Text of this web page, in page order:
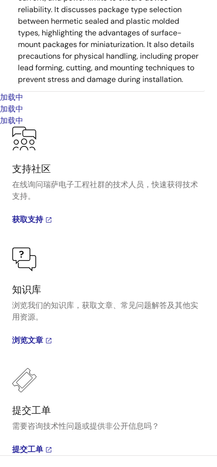
reliability. It discusses package type selection
between hermetic sealed and plastic molded
types, highlighting the advantages of surface-
mount packages for miniaturization. It also details
precautions for physical handling, including proper
lead forming, cutting, and mounting techniques to
prevent stress and damage during installation.
加载中
加载中
加载中
支持社区
在线询问瑞萨电子工程社群的技术人员，快速获得技术
支持。
获取支持
知识库
浏览我们的知识库，获取文章、常见问题解答及其他实
用资源。
浏览文章
提交工单
需要咨询技术性问题或提供非公开信息吗？
提交工单